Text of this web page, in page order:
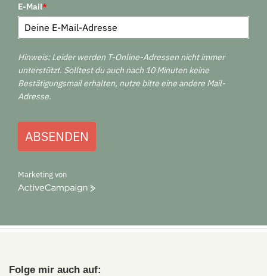
E-Mail*
Hinweis: Leider werden T-Online-Adressen nicht immer
unterstützt. Solltest du auch nach 10 Minuten keine
Bestätigungsmail erhalten, nutze bitte eine andere Mail-
Adresse.
ABSENDEN
Marketing von
ActiveCampaign
Folge mir auch auf: